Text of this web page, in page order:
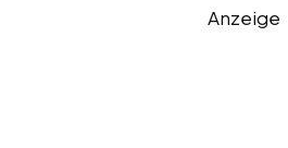
Anzeige